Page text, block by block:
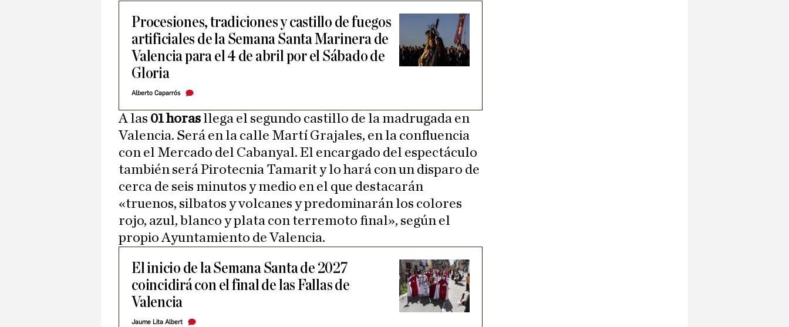
Procesiones, tradiciones y castillo de fuegos
artificiales de la Semana Santa Marinera de
Valencia para el 4 de abril por el Sábado de
Gloria
Alberto Caparrós
A las 01 horas llega el segundo castillo de la madrugada en
Valencia. Será en la calle Martí Grajales, en la confluencia
con el Mercado del Cabanyal. El encargado del espectáculo
también será Pirotecnia Tamarit y lo hará con un disparo de
cerca de seis minutos y medio en el que destacarán
«truenos, silbatos y volcanes y predominarán los colores
rojo, azul, blanco y plata con terremoto final», según el
propio Ayuntamiento de Valencia.
El inicio de la Semana Santa de 2027
coincidirá con el final de las Fallas de
Valencia
Jaume Lita Albert